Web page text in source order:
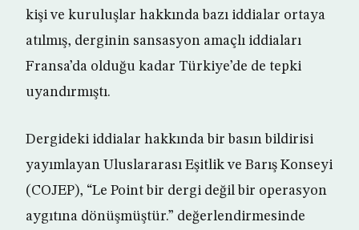
kişi ve kuruluşlar hakkında bazı iddialar ortaya
atılmış, derginin sansasyon amaçlı iddiaları
Fransa’da olduğu kadar Türkiye’de de tepki
uyandırmıştı.
Dergideki iddialar hakkında bir basın bildirisi
yayımlayan Uluslararası Eşitlik ve Barış Konseyi
(COJEP), “Le Point bir dergi değil bir operasyon
aygıtına dönüşmüştür.” değerlendirmesinde